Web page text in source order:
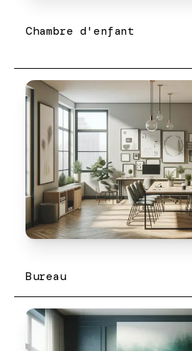
Chambre d'enfant
Bureau